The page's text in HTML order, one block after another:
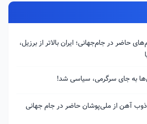
حاضر در جام‌جهانی؛ ایران بالاتر از برزیل،
به جای سرگرمی، سیاسی شد!
آهن از ملی‌پوشان حاضر در جام جهانی